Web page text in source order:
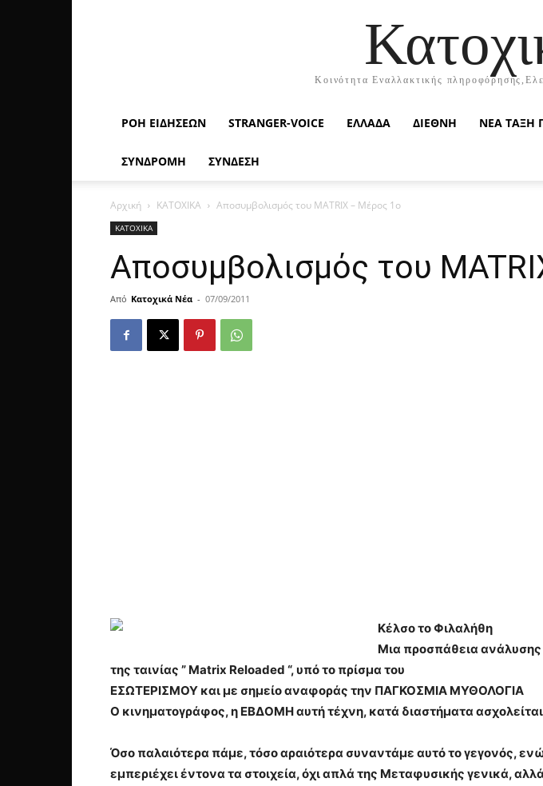
Κοινότητα Εναλλακτικής
ΡΟΉ ΕΙΔΉΣΕΩΝ STRANGER-VOICE ΕΛΛΑΔΑ ΔΙΕΘΝΗ ΝΕΑ ΤΑΞΗ
ΣΥΝΔΡΟΜΗ ΣΥΝΔΕΣΗ
Αρχική ΚΑΤΟΧΙΚΑ Αποσυμβολισμός του MATRIX – Μέρος 1ο
ΚΑΤΟΧΙΚΑ
Αποσυμβολισμός του
Από Κατοχικά Νέα - 07/09/2011
Κέλσο το Φιλαλήθη
Μια προσπάθεια
της ταινίας ” Matrix Reloaded “, υπό το πρίσμα του
ΕΣΩΤΕΡΙΣΜΟΥ και με σημείο αναφοράς την ΠΑΓΚΟΣΜΙΑ ΜΥΘΟΛΟΓΙΑ
Ο κινηματογράφος, η ΕΒΔΟΜΗ αυτή τέχνη, κατά διαστήματα
Όσο παλαιότερα πάμε, τόσο αραιότερα συναντάμε αυτό το γεγονός,
εμπεριέχει έντονα τα στοιχεία, όχι απλά της Μεταφυσικής γενικά,